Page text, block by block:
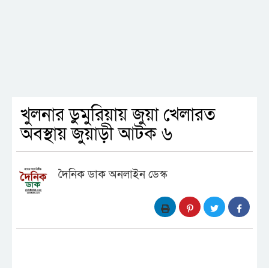
খুলনার ডুমুরিয়ায় জুয়া খেলারত
অবস্থায় জুয়াড়ী আটক ৬
দৈনিক ডাক অনলাইন ডেস্ক